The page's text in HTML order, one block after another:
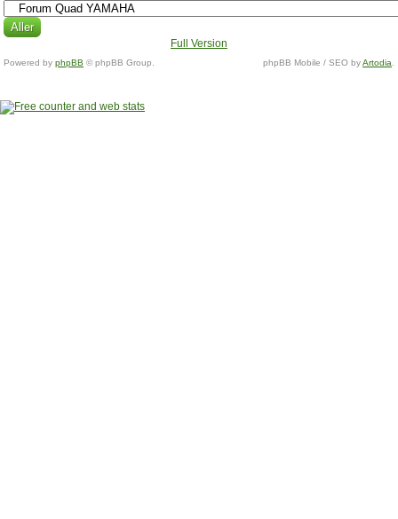
Full Version
Powered by phpBB © phpBB Group. phpBB Mobile / SEO byArtodia